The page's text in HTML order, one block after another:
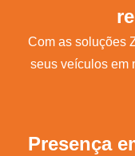
Com as soluções
seus veículos em
Presença